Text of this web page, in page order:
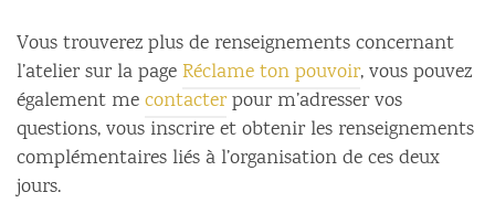
Vous trouverez plus de renseignements concernant
l’atelier sur la pageRéclame ton pouvoir, vous pouvez
également mecontacterpour m’adresser vos
questions, vous inscrire et obtenir les renseignements
complémentaires liés à l’organisation de ces deux
jours.